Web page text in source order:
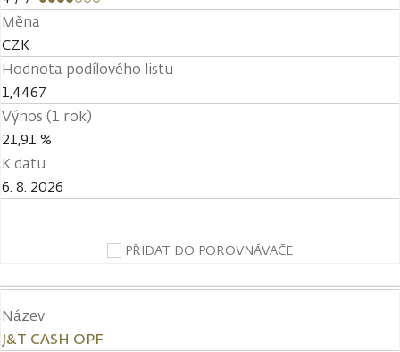
Měna
CZK
Hodnota podílového listu
1,4467
Výnos (1 rok)
21,91 %
K datu
6. 8. 2026
PŘIDAT DO POROVNÁVAČE
Název
J&T CASH OPF